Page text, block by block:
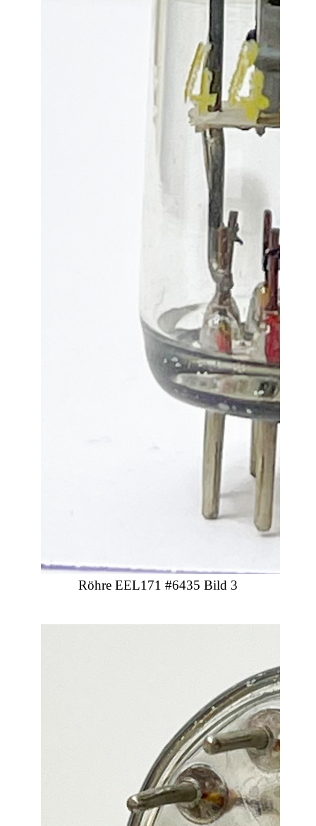
Röhre EEL171 #6435 Bild 3